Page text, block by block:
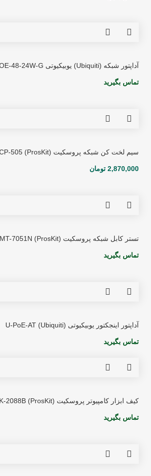
آداپتور شبکه (Ubiquiti) یوبیکیوتی POE-48-24W-G
تماس بگیرید
سیم لخت کن شبکه پروسکیت (ProsKit) CP-505
2,870,000 تومان
تستر کابل شبکه پروسکیت (ProsKit) MT-7051N
تماس بگیرید
آداپتور اینجکتور یوبیکیوتی (Ubiquiti) U-PoE-AT
تماس بگیرید
کیف ابزار کامپیوتر پروسکیت (ProsKit) PK-2088B
تماس بگیرید